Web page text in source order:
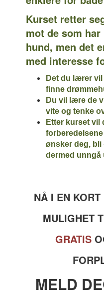
Kurset retter
mot de som
hund, men det
med interesse
Det du lærer
finne
Du vil lære de
vite og tenke
Etter kurset vil
ønsker deg, bli
dermed unngå
NÅ I EN
MULIGHET
GRATIS
MELD